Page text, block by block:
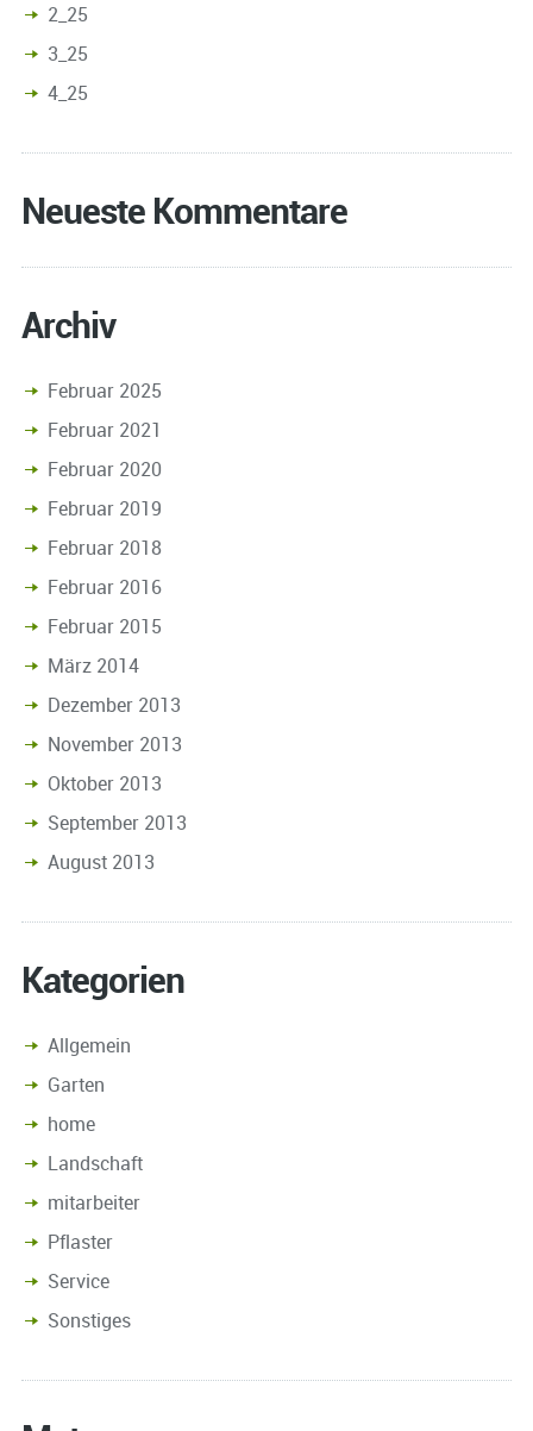
2_25
3_25
4_25
Neueste Kommentare
Archiv
Februar 2025
Februar 2021
Februar 2020
Februar 2019
Februar 2018
Februar 2016
Februar 2015
März 2014
Dezember 2013
November 2013
Oktober 2013
September 2013
August 2013
Kategorien
Allgemein
Garten
home
Landschaft
mitarbeiter
Pflaster
Service
Sonstiges